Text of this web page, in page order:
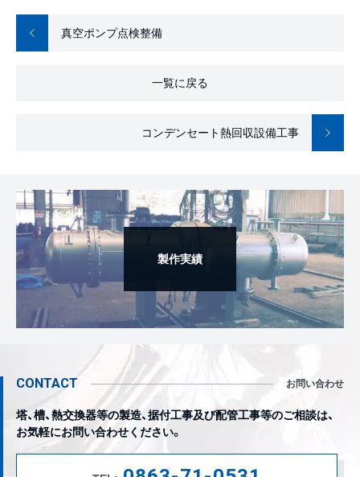
真空ポンプ点検整備
一覧に戻る
コンデンセート熱回収設備工事
製作実績
CONTACT お問い合わせ
塔、槽、熱交換器等の製造、据付工事及び配管工事等のご相談は、
お気軽にお問い合わせください。